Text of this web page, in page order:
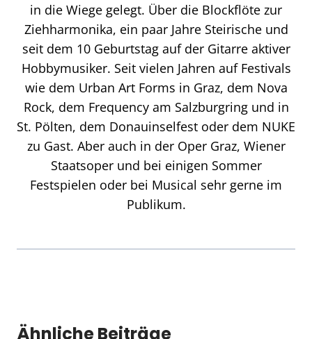
in die Wiege gelegt. Über die Blockflöte zur
Ziehharmonika, ein paar Jahre Steirische und
seit dem 10 Geburtstag auf der Gitarre aktiver
Hobbymusiker. Seit vielen Jahren auf Festivals
wie dem Urban Art Forms in Graz, dem Nova
Rock, dem Frequency am Salzburgring und in
St. Pölten, dem Donauinselfest oder dem NUKE
zu Gast. Aber auch in der Oper Graz, Wiener
Staatsoper und bei einigen Sommer
Festspielen oder bei Musical sehr gerne im
Publikum.
Ähnliche Beiträge